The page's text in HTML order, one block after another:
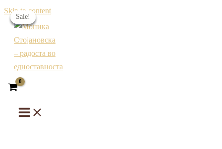
Skip to content
Sale!
Sale!
Sale!
Sale!